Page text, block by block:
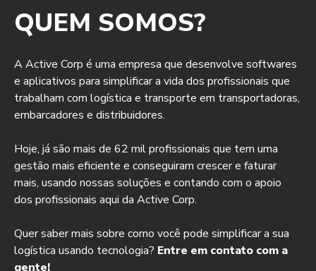
QUEM SOMOS?
A Active Corp é uma empresa que desenvolve softwares
e aplicativos para simplificar a vida dos profissionais que
trabalham com logística e transporte em transportadoras,
embarcadores e distribuidores.
Hoje, já são mais de 62 mil profissionais que tem uma
gestão mais eficiente e conseguiram crescer e faturar
mais, usando nossas soluções e contando com o apoio
dos profissionais aqui da Active Corp.
Quer saber mais sobre como você pode simplificar a sua
logística usando tecnologia? Entre em contato com a
gente!